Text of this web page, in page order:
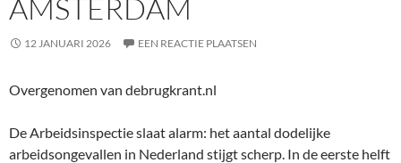
AMSTERDAM
12 JANUARI 2026 EEN REACTIE PLAATSEN
Overgenomen van debrugkrant.nl
De Arbeidsinspectie slaat alarm: het aantal dodelijke
arbeidsongevallen in Nederland stijgt scherp. In de eerste helft